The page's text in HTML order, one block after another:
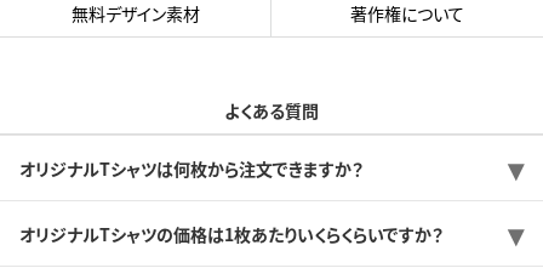
無料デザイン素材
著作権について
よくある質問
オリジナルTシャツは何枚から注文できますか？
オリジナルTシャツの価格は1枚あたりいくらくらいですか？